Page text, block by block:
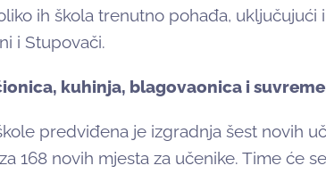
ih škola trenutno pohađa, uključujući
i Stupovači.
kuhinja, blagovaonica i
predviđena je izgradnja šest novih
168 novih mjesta za učenike. Time će